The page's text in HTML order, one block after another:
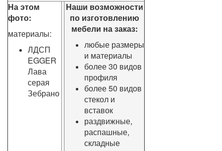
На этом
фото:
материалы:
ЛДСП
EGGER
Лава
серая
Зебрано
Наши возможности
по изготовлению
мебели на заказ:
любые размеры
и материалы
более 30 видов
профиля
более 50 видов
стекол и
вставок
раздвижные,
распашные,
складные